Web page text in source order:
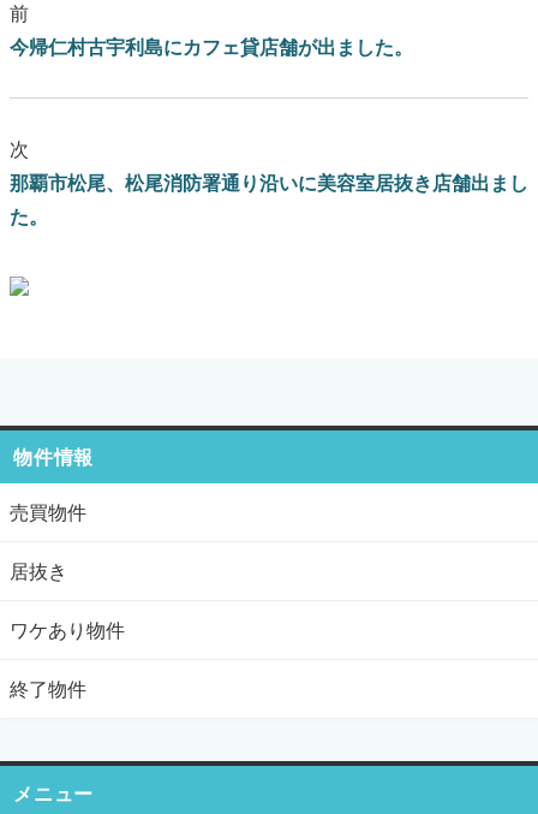
前
今帰仁村古宇利島にカフェ貸店舗が出ました。
次
那覇市松尾、松尾消防署通り沿いに美容室居抜き店舗出まし
た。
物件情報
売買物件
居抜き
ワケあり物件
終了物件
メニュー